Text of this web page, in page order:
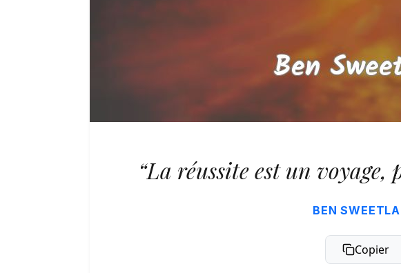
“La réussite est un
BEN
Copier